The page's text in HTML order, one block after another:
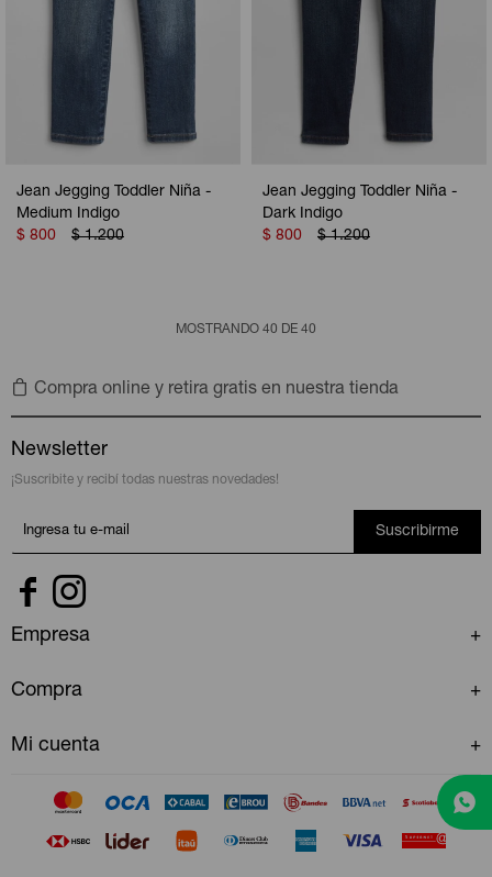
Jean Jegging Toddler Niña -
Medium Indigo
$ 800 $ 1.200
Jean Jegging Toddler Niña -
Dark Indigo
$ 800 $ 1.200
MOSTRANDO 40 DE 40
Compra online y retira gratis en nuestra tienda
Newsletter
¡Suscribite y recibí todas nuestras novedades!
Suscribirme
 
Empresa
Compra
Mi cuenta